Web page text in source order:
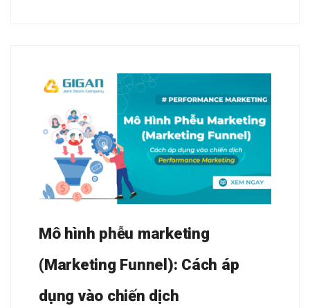
Mô hình phễu marketing
(Marketing Funnel): Cách áp
dụng vào chiến dịch